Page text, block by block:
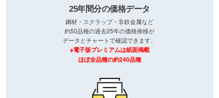
25年間分の価格データ
鋼材・スクラップ・非鉄金属など
約50品種の過去25年の価格推移が
データとチャートで確認できます。
※電子版プレミアムは紙面掲載
ほぼ全品種の約240品種